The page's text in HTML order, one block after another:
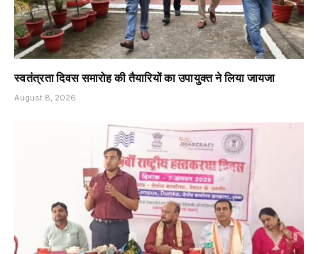
स्वतंत्रता दिवस समारोह की तैयारियों का उपायुक्त ने लिया जायजा
August 8, 2026